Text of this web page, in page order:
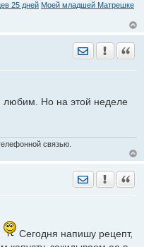
25 дней Моей младшей Матрешке
Отправить
любим. Но на этой неделе
связью.
Отправить
Сегодня напишу рецепт,